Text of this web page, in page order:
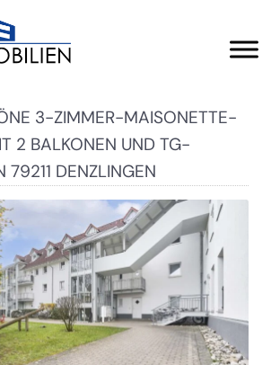
3-ZIMMER-MAISONETTE-
2 BALKONEN UND TG-
79211 DENZLINGEN